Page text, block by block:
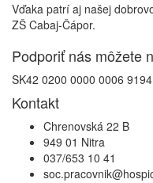
Vďaka patrí aj našej
ZŠ Cabaj-Čápor.
Podporiť nás môžete
SK42 0200 0000 0006
Kontakt
Chrenovská 22 B
949 01 Nitra
037/653 10 41